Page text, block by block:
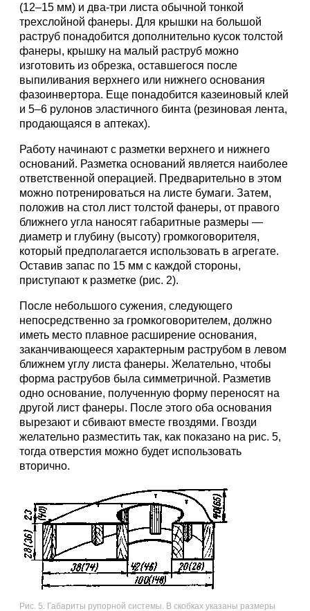
(12–15 мм) и два-три листа обычной тонкой
трехслойной фанеры. Для крышки на большой
раструб понадобится дополнительно кусок толстой
фанеры, крышку на малый раструб можно
изготовить из обрезка, оставшегося после
выпиливания верхнего или нижнего основания
фазоинвертора. Еще понадобится казеиновый клей
и 5–6 рулонов эластичного бинта (резиновая лента,
продающаяся в аптеках).
Работу начинают с разметки верхнего и нижнего
оснований. Разметка оснований является наиболее
ответственной операцией. Предварительно в этом
можно потренироваться на листе бумаги. Затем,
положив на стол лист толстой фанеры, от правого
ближнего угла наносят габаритные размеры —
диаметр и глубину (высоту) громкоговорителя,
который предполагается использовать в агрегате.
Оставив запас по 15 мм с каждой стороны,
приступают к разметке (рис. 2).
После небольшого сужения, следующего
непосредственно за громкоговорителем, должно
иметь место плавное расширение основания,
заканчивающееся характерным раструбом в левом
ближнем углу листа фанеры. Желательно, чтобы
форма раструбов была симметричной. Разметив
одно основание, полученную форму переносят на
другой лист фанеры. После этого оба основания
вырезают и сбивают вместе гвоздями. Гвозди
желательно разместить так, как показано на рис. 5,
тогда отверстия можно будет использовать
вторично.
Рис. 5. Габариты рупорной системы. В скобках указаны размеры